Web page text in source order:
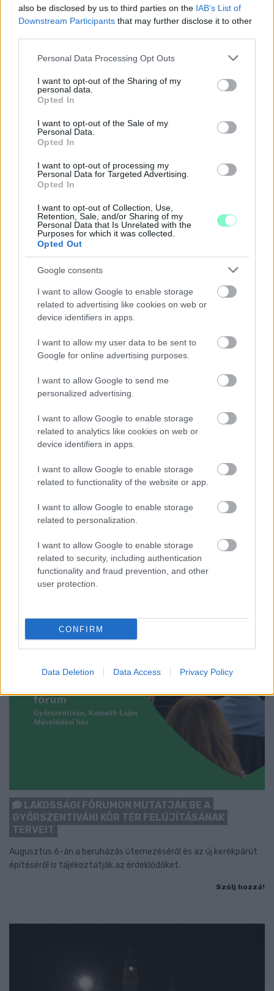
also be disclosed by us to third parties on the IAB’s List of
Downstream Participants that may further disclose it to other
Please note that this website/app uses one or more Google
not limited to your visit or usage behaviour. You may click to
grant or deny consent to Google and its third-party tags to
use your data for below specified purposes in below Google
consent section.
Personal Data Processing Opt Outs
I want to opt-out of the Sharing of my
personal data.
Opted In
I want to opt-out of the Sale of my
Personal Data.
Opted In
I want to opt-out of processing my
Personal Data for Targeted Advertising.
Opted In
I want to opt-out of Collection, Use,
Retention, Sale, and/or Sharing of my
Personal Data that Is Unrelated with the
Purposes for which it was collected.
Opted Out
Google consents
I want to allow Google to enable storage
related to advertising like cookies on web or
device identifiers in apps.
I want to allow my user data to be sent to
Google for online advertising purposes.
I want to allow Google to send me
personalized advertising.
I want to allow Google to enable storage
related to analytics like cookies on web or
device identifiers in apps.
I want to allow Google to enable storage
related to functionality of the website or app.
I want to allow Google to enable storage
related to personalization.
I want to allow Google to enable storage
related to security, including authentication
functionality and fraud prevention, and other
user protection.
CONFIRM
Data Deletion Data Access Privacy Policy
SZAKÉRTŐ A DUNA ALACSONY VÍZÁLLÁSÁRÓL: A
KLÍMAVÁLTOZÁS MIATT ÚJ SZEMLÉLETRE VAN
SZÜKSÉG
A BME vízmérnöke szerint a Paksi Atomerőmű helyzetére sem
jelentene automatikus megoldást egy új dunai vízlépcső - a jövő
vízgazdálkodását pedig már a klímamodellekre kell alapozni.
MEGRÁZÓ VIDEÓ BÁBOLNÁRÓL: HAJLÉKTALAN
FÉRFIT BÁNTALMAZTAK ÉS ALÁZTAK MEG - HELYI
INFORMÁCIÓINK SZERINT A RENDŐRSÉG MÁR
INTÉZKEDIK AZ ÜGYBEN
kényszerítik, hogy térdre ereszkedve megcsókolja egyikük
bakancsát.
LAKOSSÁGI FÓRUMON MUTATJÁK BE A
GYŐRSZENTIVÁNI KÖR TÉR FELÚJÍTÁSÁNAK
TERVEIT
Augusztus 6-án a beruházás ütemezéséről és az új kerékpárút
építéséről is tájékoztatják az érdeklődőket.
Szólj hozzá!